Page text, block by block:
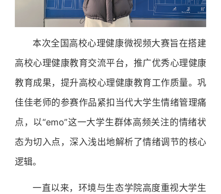
本次全国高校心理健康微视频大赛旨在搭建
高校心理健康教育交流平台，推广优秀心理健康
教育成果，提升高校心理健康教育工作质量。巩
佳佳老师的参赛作品紧扣当代大学生情绪管理痛
点，以“emo”这一大学生群体高频关注的情绪状
态为切入点，深入浅出地解析了情绪调节的核心
逻辑。
一直以来，环境与生态学院高度重视大学生